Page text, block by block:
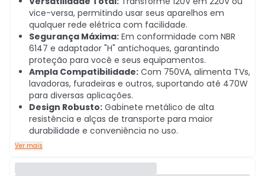
vice-versa, permitindo usar seus aparelhos em
qualquer rede elétrica com facilidade.
Segurança Máxima: Em conformidade com NBR
6147 e adaptador "H" antichoques, garantindo
proteção para você e seus equipamentos.
Ampla Compatibilidade: Com 750VA, alimenta TVs,
lavadoras, furadeiras e outros, suportando até 470W
para diversas aplicações.
Design Robusto: Gabinete metálico de alta
resistência e alças de transporte para maior
durabilidade e conveniência no uso.
Ver mais